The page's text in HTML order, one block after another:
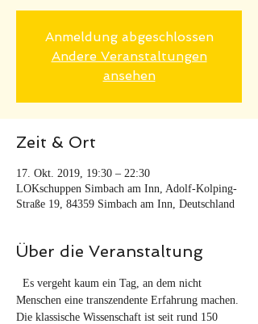
Anmeldung abgeschlossen
Andere Veranstaltungen
ansehen
Zeit & Ort
17. Okt. 2019, 19:30 – 22:30
LOKschuppen Simbach am Inn, Adolf-Kolping-
Straße 19, 84359 Simbach am Inn, Deutschland
Über die Veranstaltung
Es vergeht kaum ein Tag, an dem nicht
Menschen eine transzendente Erfahrung machen.
Die klassische Wissenschaft ist seit rund 150